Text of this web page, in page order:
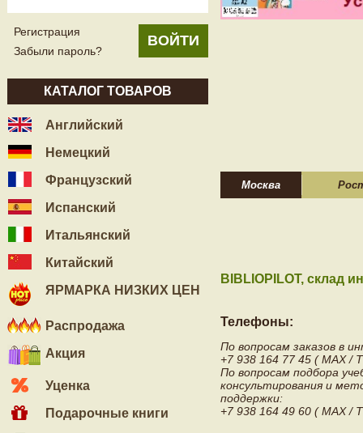
Регистрация
Забыли пароль?
КАТАЛОГ ТОВАРОВ
Английский
Немецкий
Французский
Испанский
Итальянский
Китайский
ЯРМАРКА НИЗКИХ ЦЕН
Распродажа
Акция
Уценка
Подарочные книги
Москва
BIBLIOPILOT, склад
Телефоны:
По вопросам заказов в
+7 938 164 77 45 ( MAX /
По вопросам подбора
консультирования и
поддержки:
+7 938 164 49 60 ( MAX /